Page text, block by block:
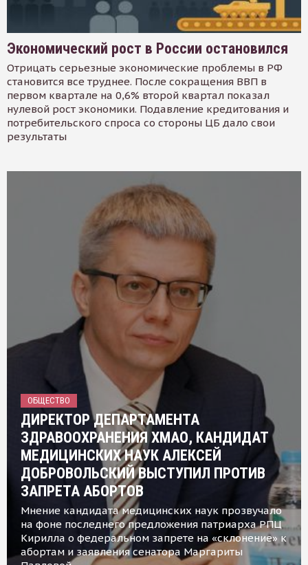
Экономический рост в России остановился
Отрицать серьезные экономические проблемы в РФ
становится все труднее. После сокращения ВВП в
первом квартале на 0,6% второй квартал показал
нулевой рост экономики. Подавление кредитования и
потребительского спроса со стороны ЦБ дало свои
результаты
ОБЩЕСТВО
ДИРЕКТОР ДЕПАРТАМЕНТА
ЗДРАВООХРАНЕНИЯ ХМАО, КАНДИДАТ
МЕДИЦИНСКИХ НАУК АЛЕКСЕЙ
ДОБРОВОЛЬСКИЙ ВЫСТУПИЛ ПРОТИВ
ЗАПРЕТА АБОРТОВ
Мнение кандидата медицинских наук прозвучало
на фоне последнего предложения патриарха РПЦ
Кирилла о федеральном запрете на «склонение» к
абортам и заявления сенатора Маргариты